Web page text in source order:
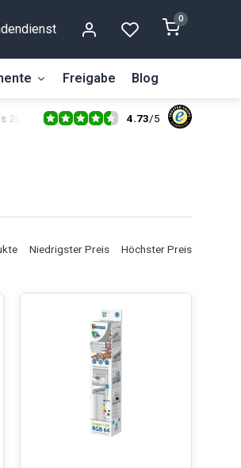
0
Freigabe Blog
2014 4.73/5
Niedrigster Preis Höchster Preis